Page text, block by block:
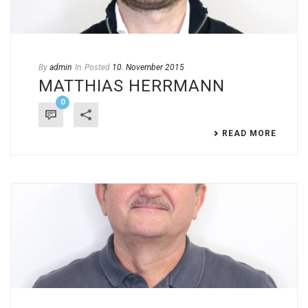
By admin In Posted 10. November 2015
MATTHIAS HERRMANN
0
READ MORE